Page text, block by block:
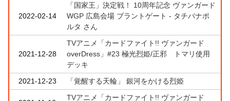
2022-02-14
「国家王」決定戦！ 10周年記念 ヴァンガード
WGP 広島会場 ブラントゲート - タチバナポ
ルタ さん
2021-12-28
TVアニメ「カードファイト!! ヴァンガード
overDress」#23 極光烈姫/正邪 トマリ使用
デッキ
2021-12-23
「覚醒する天輪」 銀河をかける烈姫
TVアニメ「カードファイト!! ヴァンガード